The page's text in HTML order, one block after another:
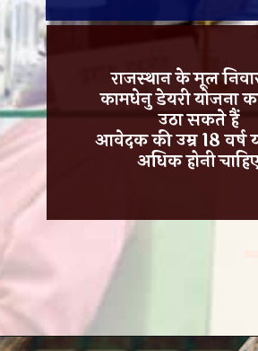
राजस्थान के मूल
कामधेनु डेयरी योजना
उठा सकते हैं
आवेदक की उम्र 18 वर्ष
अधिकहोनी